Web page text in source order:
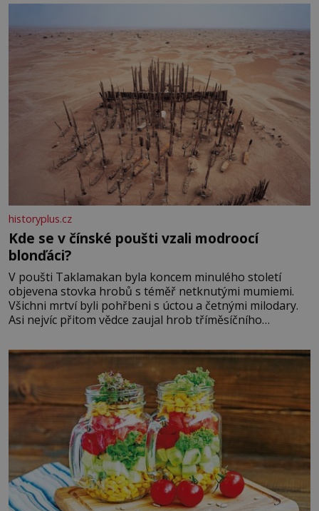
historyplus.cz
Kde se v čínské poušti vzali modroocí
blonďáci?
V poušti Taklamakan byla koncem minulého století
objevena stovka hrobů s téměř netknutými mumiemi.
Všichni mrtví byli pohřbeni s úctou a četnými milodary.
Asi nejvíc přitom vědce zaujal hrob tříměsíčního
blonďaté vlásky. Fakt, že jsou těla dávných lidí nesmírně
dobře zachovalá, přičítají odborníci zdejším klimatickým
podmínkám. Sucho, prosolené písky a extrémně